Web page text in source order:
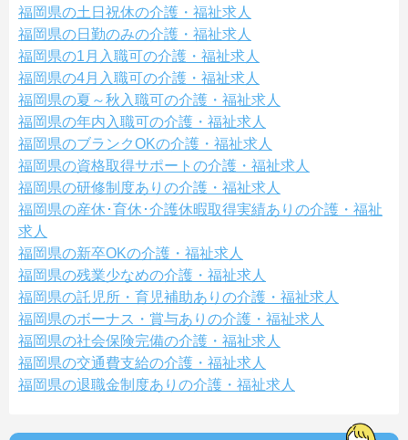
福岡県の土日祝休の介護・福祉求人
福岡県の日勤のみの介護・福祉求人
福岡県の1月入職可の介護・福祉求人
福岡県の4月入職可の介護・福祉求人
福岡県の夏～秋入職可の介護・福祉求人
福岡県の年内入職可の介護・福祉求人
福岡県のブランクOKの介護・福祉求人
福岡県の資格取得サポートの介護・福祉求人
福岡県の研修制度ありの介護・福祉求人
福岡県の産休･育休･介護休暇取得実績ありの介護・福祉
求人
福岡県の新卒OKの介護・福祉求人
福岡県の残業少なめの介護・福祉求人
福岡県の託児所・育児補助ありの介護・福祉求人
福岡県のボーナス・賞与ありの介護・福祉求人
福岡県の社会保険完備の介護・福祉求人
福岡県の交通費支給の介護・福祉求人
福岡県の退職金制度ありの介護・福祉求人